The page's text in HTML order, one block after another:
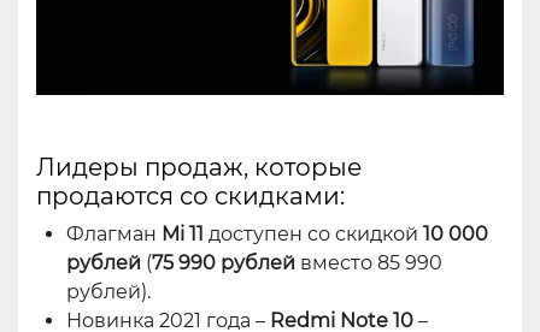
Лидеры продаж, которые
продаются со скидками:
Флагман Mi 11 доступен со скидкой 10 000
рублей (75 990 рублей вместо 85 990
рублей).
Новинка 2021 года – Redmi Note 10 –